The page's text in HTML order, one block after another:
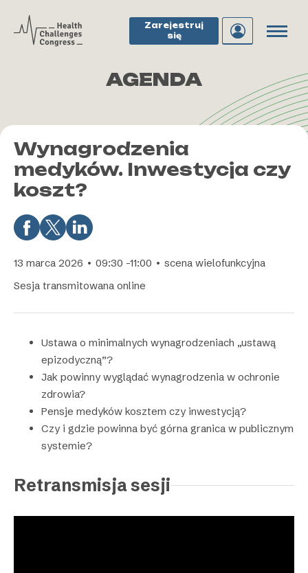
Zarejestruj
się
AGENDA
Wynagrodzenia
medyków. Inwestycja czy
koszt?
13 marca 2026 • 09:30 -11:00 • scena wielofunkcyjna
Sesja transmitowana online
Ustawa o minimalnych wynagrodzeniach „ustawą
epizodyczną”?
Jak powinny wyglądać wynagrodzenia w ochronie
zdrowia?
Pensje medyków kosztem czy inwestycją?
Czy i gdzie powinna być górna granica w publicznym
systemie?
Retransmisja sesji